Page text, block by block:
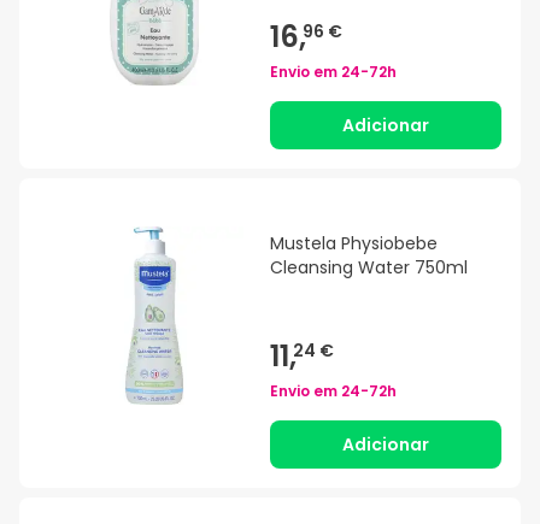
16,96 €
Envio em 24-72h
Adicionar
Mustela Physiobebe
Cleansing Water 750ml
11,24 €
Envio em 24-72h
Adicionar